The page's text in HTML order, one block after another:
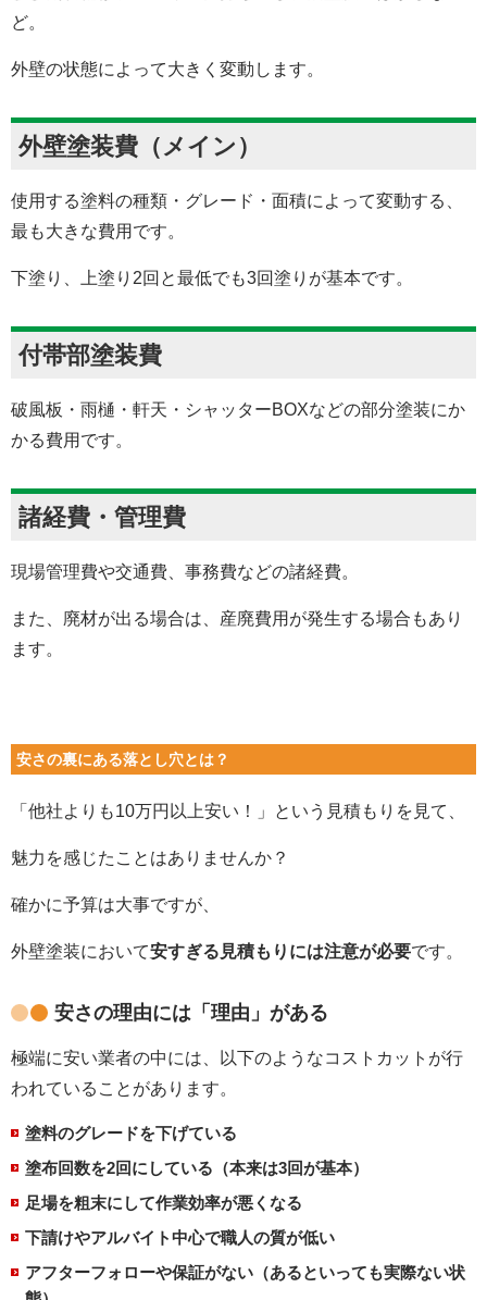
ど。
外壁の状態によって大きく変動します。
外壁塗装費（メイン）
使用する塗料の種類・グレード・面積によって変動する、
最も大きな費用です。
下塗り、上塗り2回と最低でも3回塗りが基本です。
付帯部塗装費
破風板・雨樋・軒天・シャッターBOXなどの部分塗装にか
かる費用です。
諸経費・管理費
現場管理費や交通費、事務費などの諸経費。
また、廃材が出る場合は、産廃費用が発生する場合もあり
ます。
安さの裏にある落とし穴とは？
「他社よりも10万円以上安い！」という見積もりを見て、
魅力を感じたことはありませんか？
確かに予算は大事ですが、
外壁塗装において安すぎる見積もりには注意が必要です。
安さの理由には「理由」がある
極端に安い業者の中には、以下のようなコストカットが行
われていることがあります。
塗料のグレードを下げている
塗布回数を2回にしている（本来は3回が基本）
足場を粗末にして作業効率が悪くなる
下請けやアルバイト中心で職人の質が低い
アフターフォローや保証がない（あるといっても実際ない状